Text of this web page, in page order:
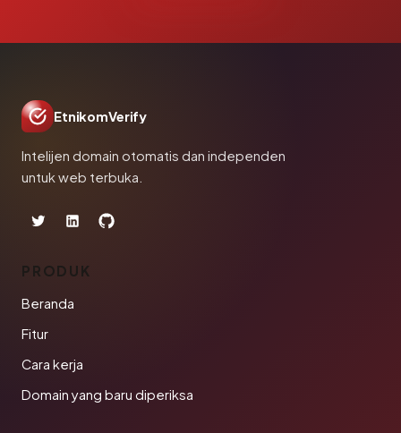
EtnikomVerify
Intelijen domain otomatis dan independen
untuk web terbuka.
PRODUK
Beranda
Fitur
Cara kerja
Domain yang baru diperiksa